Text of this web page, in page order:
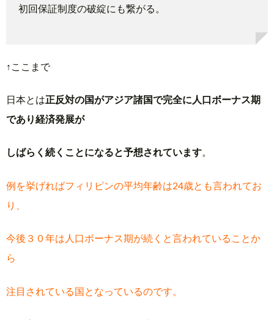
初回保証制度の破綻にも繋がる。
↑ここまで
日本とは正反対の国がアジア諸国で完全に人口ボーナス期
であり経済発展が
しばらく続くことになると予想されています。
例を挙げればフィリピンの平均年齢は24歳とも言われてお
り、
今後３０年は人口ボーナス期が続くと言われていることか
ら
注目されている国となっているのです。